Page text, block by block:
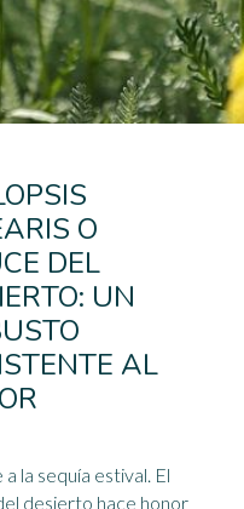
O
DEL
UN
AL
a la sequía estival. El
desierto hace honor